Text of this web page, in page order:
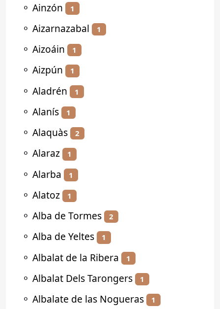
⚬ Ainzón 1
⚬ Aizarnazabal 1
⚬ Aizoáin 1
⚬ Aizpún 1
⚬ Aladrén 1
⚬ Alanís 1
⚬ Alaquàs 2
⚬ Alaraz 1
⚬ Alarba 1
⚬ Alatoz 1
⚬ Alba de Tormes 2
⚬ Alba de Yeltes 1
⚬ Albalat de la Ribera 1
⚬ Albalat Dels Tarongers 1
⚬ Albalate de las Nogueras 1